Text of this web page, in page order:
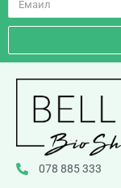
078 885 333